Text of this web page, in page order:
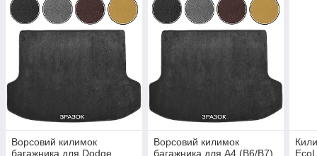
Ворсовий килимок
багажника для Dodge
Ворсовий килимок
багажника для A4 (В6/B7)